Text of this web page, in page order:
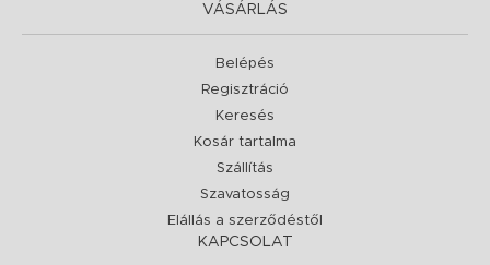
VÁSÁRLÁS
Belépés
Regisztráció
Keresés
Kosár tartalma
Szállítás
Szavatosság
Elállás a szerződéstől
KAPCSOLAT